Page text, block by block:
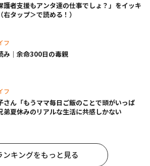
護者支援もアンタ達の仕事でしょ？」をイッキ
右タップ＞で読める！）
フ
み｜余命300日の毒親
フ
さん「もうママ毎日ご飯のことで頭がいっぱ
弟夏休みのリアルな生活に共感しかない
ンキングをもっと見る